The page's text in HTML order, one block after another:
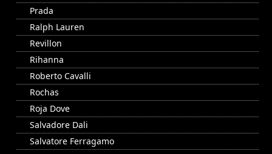
Prada
Ralph Lauren
Revillon
Rihanna
Roberto Cavalli
Rochas
Roja Dove
Salvadore Dali
Salvatore Ferragamo